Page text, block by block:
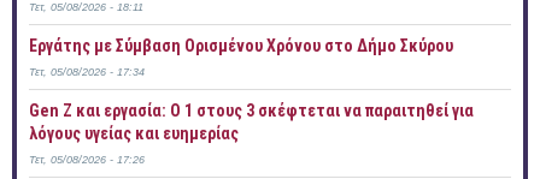
Τετ, 05/08/2026 - 18:11
Εργάτης με Σύμβαση Ορισμένου Χρόνου στο Δήμο Σκύρου
Τετ, 05/08/2026 - 17:34
Gen Z και εργασία: Ο 1 στους 3 σκέφτεται να παραιτηθεί για
λόγους υγείας και ευημερίας
Τετ, 05/08/2026 - 17:26